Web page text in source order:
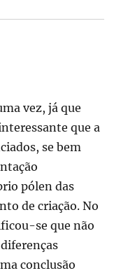
vez, já que
que a
se bem
pólen das
de criação. No
se que não
conclusão